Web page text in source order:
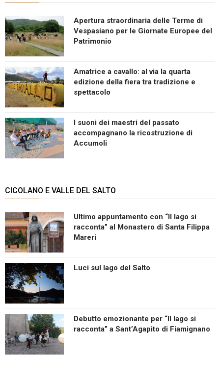
Apertura straordinaria delle Terme di
Vespasiano per le Giornate Europee del
Patrimonio
Amatrice a cavallo: al via la quarta
edizione della fiera tra tradizione e
spettacolo
I suoni dei maestri del passato
accompagnano la ricostruzione di
Accumoli
CICOLANO E VALLE DEL SALTO
Ultimo appuntamento con “Il lago si
racconta” al Monastero di Santa Filippa
Mareri
Luci sul lago del Salto
Debutto emozionante per “Il lago si
racconta” a Sant’Agapito di Fiamignano